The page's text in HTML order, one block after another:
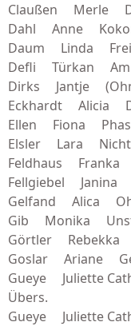
Claußen Merle
Dahl Anne
Daum Linda
Defli Türkan Am
Dirks Jantje
Eckhardt Alicia
Ellen Fiona
Elsler Lara Nicht
Feldhaus Franka
Fellgiebel Janina
Gelfand Alica
Gib Monika
Görtler Rebekka
Goslar Ariane
Gueye Juliette
Übers.
Gueye Juliette